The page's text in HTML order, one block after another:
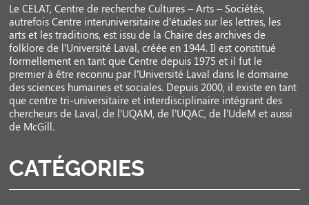
Le CELAT, Centre de recherche Cultures – Arts – Sociétés,
autrefois Centre interuniversitaire d’études sur les lettres, les
arts et les traditions, est issu de la Chaire des archives de
folklore de l’Université Laval, créée en 1944. Il est constitué
formellement en tant que Centre depuis 1975 et il fut le
premier à être reconnu par l’Université Laval dans le domaine
des sciences humaines et sociales. Depuis 2000, il existe en tant
que centre tri-universitaire et interdisciplinaire intégrant des
chercheurs de Laval, de l’UQAM, de l’UQAC, de l’UdeM et aussi
de McGill.
CATÉGORIES